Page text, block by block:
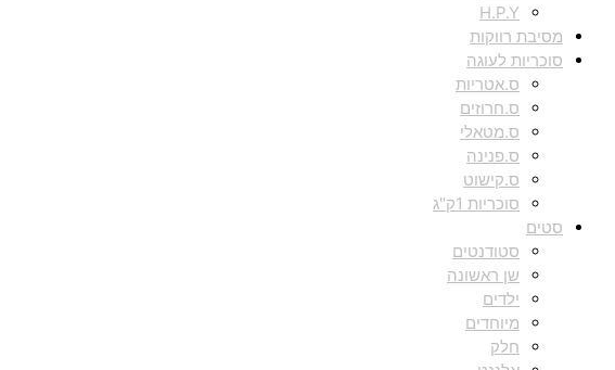
H.P.Y
מסיבת רווקות
סוכריות לעוגה
ס.אטריות
ס.חרוזים
ס.מטאלי
ס.פנינה
ס.קישוט
סוכריות 1ק"ג
סטים
סטודנטים
שן ראשונה
ילדים
מיוחדים
חלק